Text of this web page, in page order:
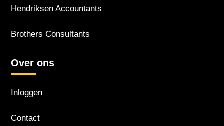
Hendriksen Accountants
Brothers Consultants
Over ons
Inloggen
Contact